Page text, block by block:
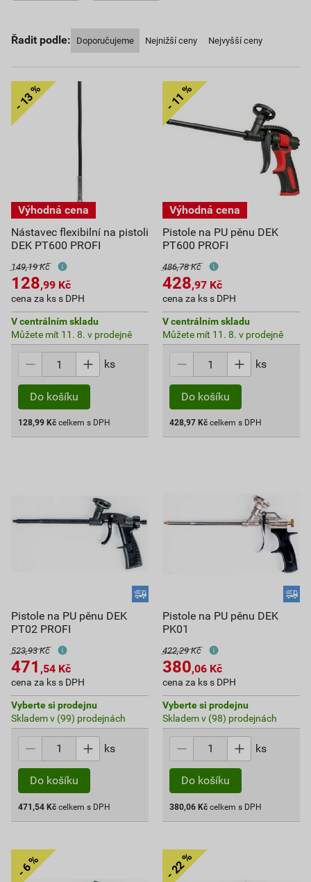
Řadit podle: Doporučujeme Nejnižší ceny Nejvyšší ceny
Nástavec flexibilní na pistoli
DEK PT600 PROFI
149,19 Kč
128,99 Kč
cena za ks s DPH
V centrálním skladu
Můžete mít 11. 8. v prodejně
ks
Do košíku
128,99 Kč celkem s DPH
Pistole na PU pěnu DEK
PT600 PROFI
486,78 Kč
428,97 Kč
cena za ks s DPH
V centrálním skladu
Můžete mít 11. 8. v prodejně
ks
Do košíku
428,97 Kč celkem s DPH
Pistole na PU pěnu DEK
PT02 PROFI
523,93 Kč
471 ,54 Kč
cena za ks s DPH
Vyberte si prodejnu
Skladem v (99) prodejnách
ks
Do košíku
471,54 Kč celkem s DPH
Pistole na PU pěnu DEK
PK01
422,29 Kč
380,06 Kč
cena za ks s DPH
Vyberte si prodejnu
Skladem v (98) prodejnách
ks
Do košíku
380,06 Kč celkem s DPH